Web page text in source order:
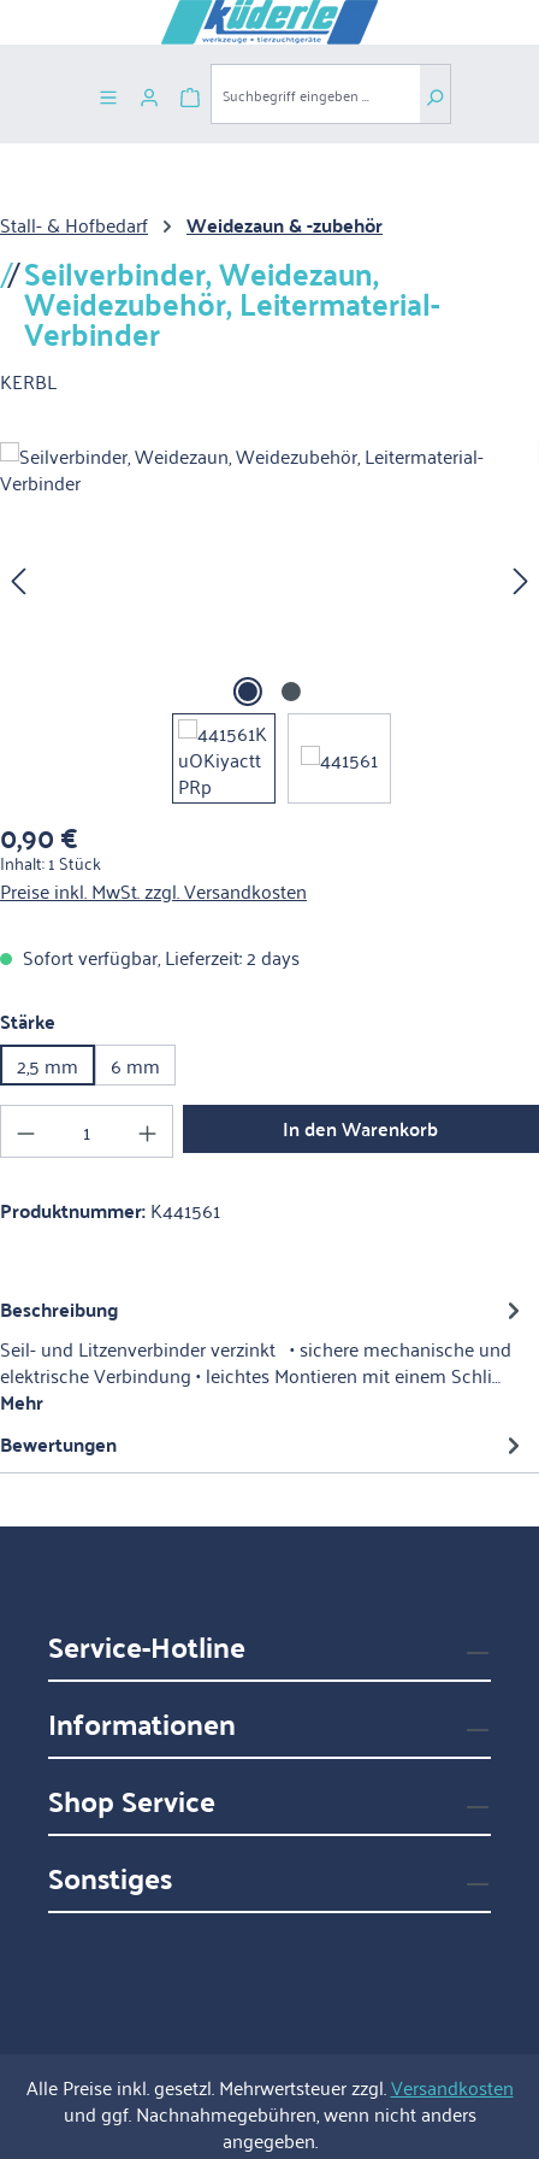
Zum Hauptinhalt springen
Warenkorb enthält 0 Positionen. Der
Stall- & Hofbedarf Weidezaun & -zubehör
Seilverbinder, Weidezaun,
Weidezubehör, Leitermaterial-
Verbinder
KERBL
Bildergalerie überspringen
Regulärer Preis:
0,90 €
Inhalt:1 Stück
Preise inkl. MwSt. zzgl. Versandkosten
Sofort verfügbar, Lieferzeit: 2 days
Stärke
2,5 mm 6 mm
Produkt Anzahl: Gib den gewünschten Wert
In den Warenkorb
Produktnummer:K441561
Beschreibung
Seil- und Litzenverbinder verzinkt • sichere mechanische und
elektrische Verbindung • leichtes Montieren mit einem Schli…
Mehr
Bewertungen
Service-Hotline
Informationen
Shop Service
Sonstiges
Alle Preise inkl. gesetzl. Mehrwertsteuer zzgl.Versandkosten
und ggf. Nachnahmegebühren, wenn nicht anders
angegeben.